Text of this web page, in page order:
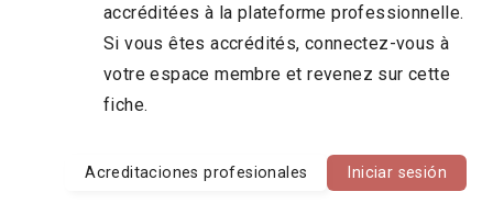
accréditées à la plateforme professionnelle.
Si vous êtes accrédités, connectez-vous à
votre espace membre et revenez sur cette
fiche.
Acreditaciones profesionales Iniciar sesión